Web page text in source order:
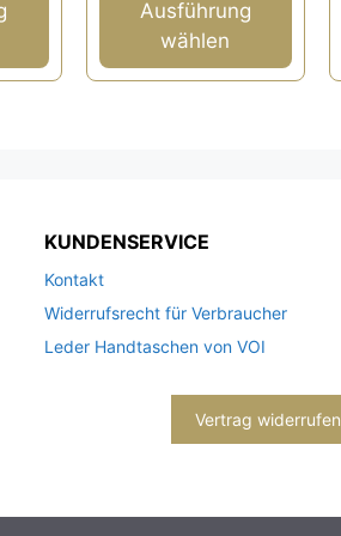
5
war:
189,00 €
Ausführung
wählen
Produktseite
KUNDENSERVICE
Kontakt
Widerrufsrecht für Verbraucher
Leder Handtaschen von VOI
Vertrag widerrufen